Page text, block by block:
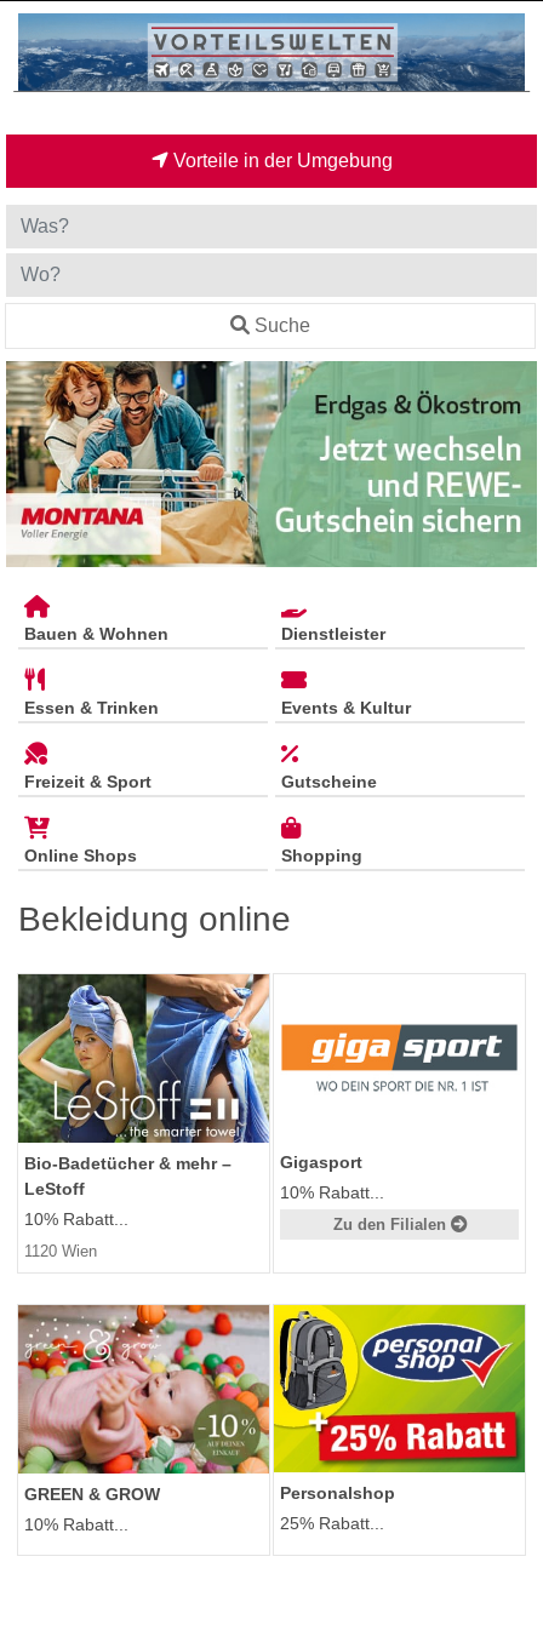
Vorteile in der Umgebung
Suche
Bauen & Wohnen Dienstleister
Essen & Trinken Events & Kultur
Freizeit & Sport Gutscheine
Online Shops Shopping
Bekleidung online
Bio-Badetücher & mehr –
LeStoff
10% Rabatt...
1120 Wien
Gigasport
10% Rabatt...
Zu den Filialen
GREEN & GROW
10% Rabatt...
Personalshop
25% Rabatt...